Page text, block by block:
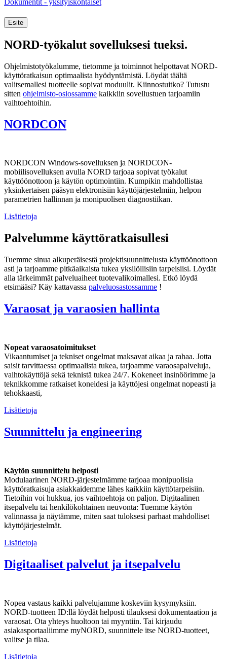
Dokumentit - yksityiskohtaiset
Esite
NORD-työkalut sovelluksesi tueksi.
Ohjelmistotyökalumme, tietomme ja toiminnot helpottavat NORD-
käyttöratkaisun optimaalista hyödyntämistä. Löydät täältä
valitsemallesi tuotteelle sopivat moduulit. Kiinnostuitko? Tutustu
sitten ohjelmisto-osiossamme kaikkiin sovellustuen tarjoamiin
vaihtoehtoihin.
NORDCON
NORDCON Windows-sovelluksen ja NORDCON-
mobiilisovelluksen avulla NORD tarjoaa sopivat työkalut
käyttöönottoon ja käytön optimointiin. Kumpikin mahdollistaa
yksinkertaisen pääsyn elektronisiin käyttöjärjestelmiin, helpon
parametrien hallinnan ja monipuolisen diagnostiikan.
Lisätietoja
Palvelumme käyttöratkaisullesi
Tuemme sinua alkuperäisestä projektisuunnittelusta käyttöönottoon
asti ja tarjoamme pitkäaikaista tukea yksilöllisiin tarpeisiisi. Löydät
alla tärkeimmät palveluaiheet tuotevalikoimallesi. Etkö löydä
etsimääsi? Käy kattavassa palveluosastossamme !
Varaosat ja varaosien hallinta
Nopeat varaosatoimitukset
Vikaantumiset ja tekniset ongelmat maksavat aikaa ja rahaa. Jotta
saisit tarvittaessa optimaalista tukea, tarjoamme varaosapalveluja,
vaihtokäyttöjä sekä teknistä tukea 24/7. Kokeneet insinöörimme ja
teknikkomme ratkaiset koneidesi ja käyttöjesi ongelmat nopeasti ja
tehokkaasti,
Lisätietoja
Suunnittelu ja engineering
Käytön suunnittelu helposti
Modulaarinen NORD-järjestelmämme tarjoaa monipuolisia
käyttöratkaisuja asiakkaidemme lähes kaikkiin käyttötarpeisiin.
Tietoihin voi hukkua, jos vaihtoehtoja on paljon. Digitaalinen
itsepalvelu tai henkilökohtainen neuvonta: Tuemme käytön
valinnassa ja näytämme, miten saat tuloksesi parhaat mahdolliset
käyttöjärjestelmät.
Lisätietoja
Digitaaliset palvelut ja itsepalvelu
Nopea vastaus kaikki palvelujamme koskeviin kysymyksiin.
NORD-tuotteen ID:llä löydät helposti tilauksesi dokumentaation ja
varaosat. Ota yhteys huoltoon tai myyntiin. Tai kirjaudu
asiakasportaaliimme myNORD, suunnittele itse NORD-tuotteet,
valitse ja tilaa.
Lisätietoja